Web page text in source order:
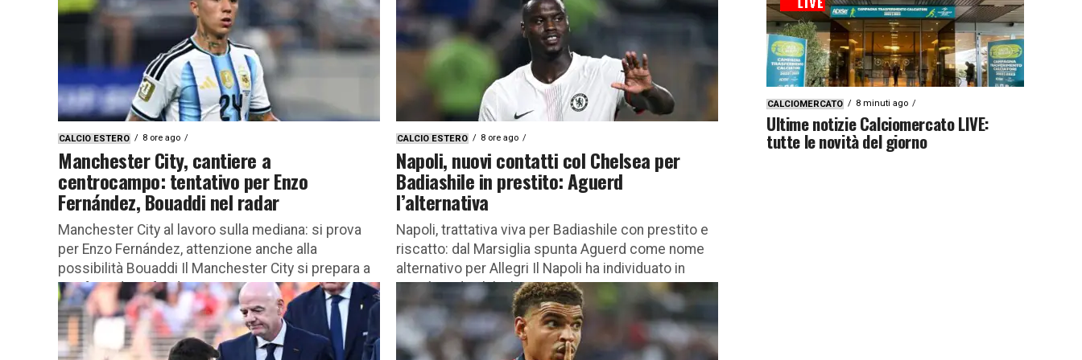
CALCIO ESTERO 8 ore ago
Manchester City, cantiere a
centrocampo: tentativo per Enzo
Fernández, Bouaddi nel radar
Manchester City al lavoro sulla mediana: si prova
per Enzo Fernández, attenzione anche alla
possibilità Bouaddi Il Manchester City si prepara a
una fase di profonda...
CALCIO ESTERO 8 ore ago
Napoli, nuovi contatti col Chelsea per
Badiashile in prestito: Aguerd
l’alternativa
Napoli, trattativa viva per Badiashile con prestito e
riscatto: dal Marsiglia spunta Aguerd come nome
alternativo per Allegri Il Napoli ha individuato in
Benoît Badiashile il...
CALCIOMERCATO 8 minuti ago
Ultime notizie Calciomercato LIVE:
tutte le novità del giorno